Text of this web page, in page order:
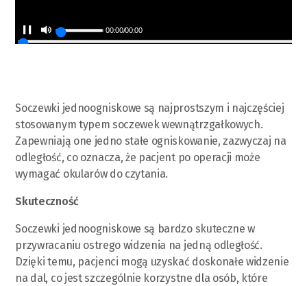
00:00/00:00
Soczewki jednoogniskowe są najprostszym i najczęściej
stosowanym typem soczewek wewnątrzgałkowych.
Zapewniają one jedno stałe ogniskowanie, zazwyczaj na
odległość, co oznacza, że pacjent po operacji może
wymagać okularów do czytania.
Skuteczność
Soczewki jednoogniskowe są bardzo skuteczne w
przywracaniu ostrego widzenia na jedną odległość.
Dzięki temu, pacjenci mogą uzyskać doskonałe widzenie
na dal, co jest szczególnie korzystne dla osób, które